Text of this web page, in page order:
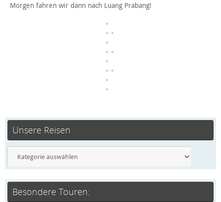
Morgen fahren wir dann nach Luang Prabang!
Unsere Reisen
Besondere Touren: